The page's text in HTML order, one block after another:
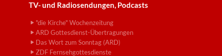
TV- und Radiosendungen, Podcasts
"die Kirche" Wochenzeitung
ARD Gottesdienst-Übertragungen
Das Wort zum Sonntag (ARD)
ZDF Fernsehgottesdienste